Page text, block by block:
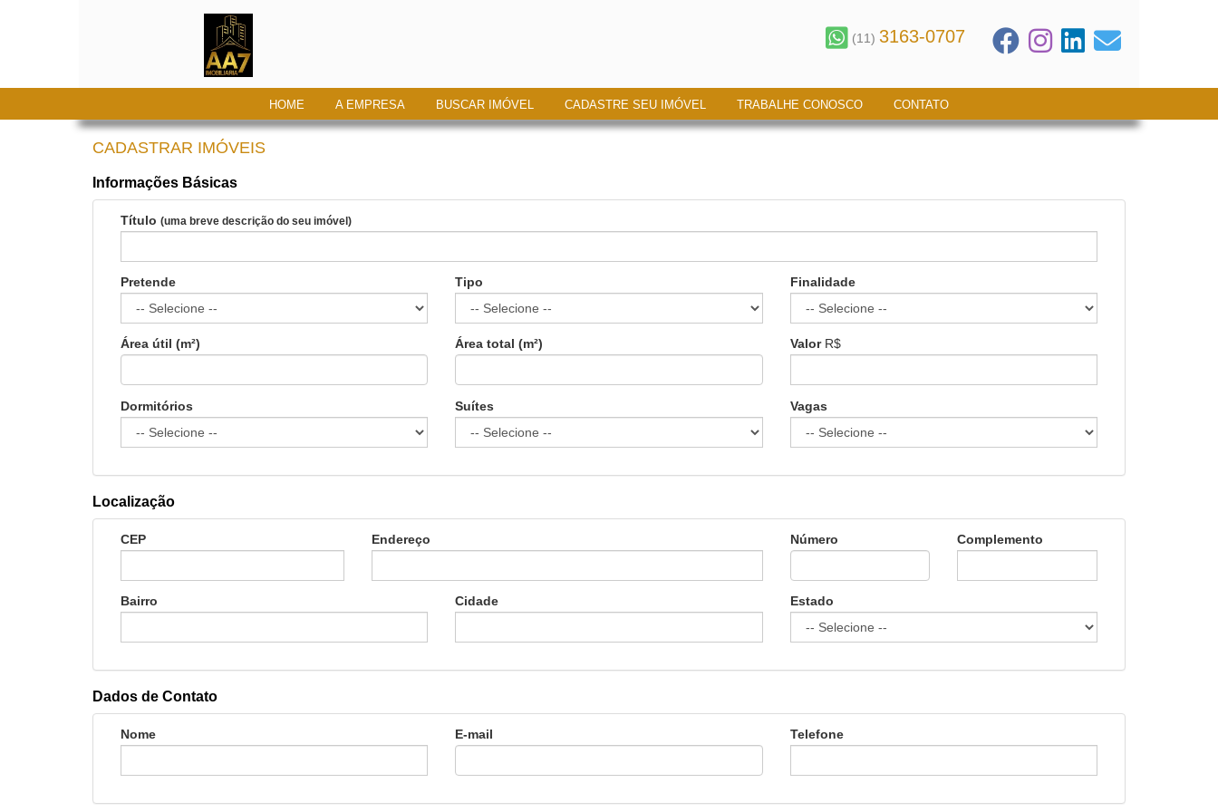
(11) 3163-0707
HOME A EMPRESA BUSCAR IMÓVEL CADASTRE SEU IMÓVEL TRABALHE CONOSCO CONTATO
CADASTRAR IMÓVEIS
Informações Básicas
Título (uma breve descrição do seu imóvel)
Pretende Tipo Finalidade
Área útil (m²) Área total (m²) ValorR$
Dormitórios Suítes Vagas
Localização
CEP Endereço Número Complemento
Bairro Cidade Estado
Dados de Contato
Nome E-mail Telefone